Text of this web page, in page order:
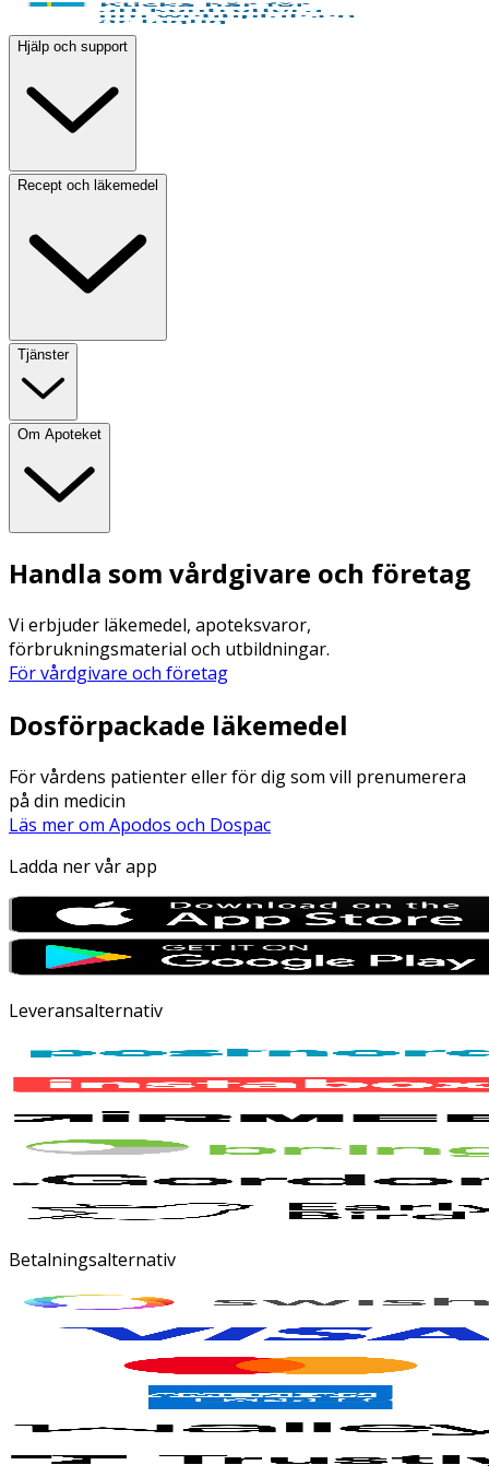
Hjälp och support
Recept och läkemedel
Tjänster
Om Apoteket
Handla som vårdgivare och företag
Vi erbjuder läkemedel, apoteksvaror,
förbrukningsmaterial och utbildningar.
För vårdgivare och företag
Dosförpackade läkemedel
För vårdens patienter eller för dig som vill prenumerera
på din medicin
Läs mer om Apodos och Dospac
Ladda ner vår app
Leveransalternativ
Betalningsalternativ